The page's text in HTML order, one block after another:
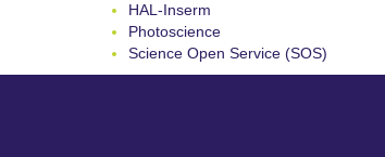
HAL-Inserm
Photoscience
Science Open Service (SOS)